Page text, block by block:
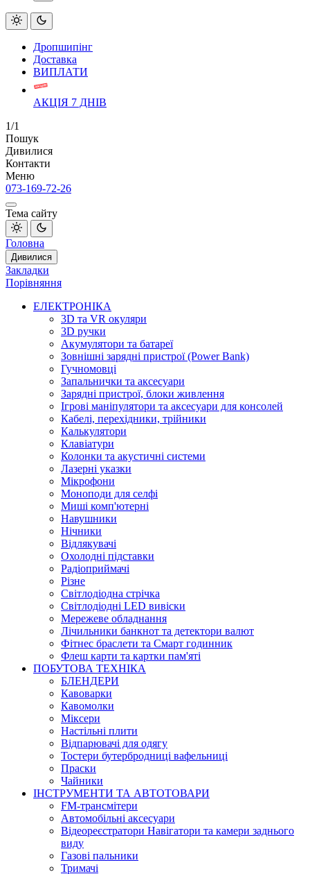
Дропшипінг
Доставка
ВИПЛАТИ
АКЦІЯ 7 ДНІВ
1/1
Пошук
Дивилися
Контакти
Меню
073-169-72-26
Тема сайту
Головна
Дивилися
Закладки
Порівняння
ЕЛЕКТРОНІКА
3D та VR окуляри
3D ручки
Акумулятори та батареї
Зовнішні зарядні пристрої (Power Bank)
Гучномовці
Запальнички та аксесуари
Зарядні пристрої, блоки живлення
Ігрові маніпулятори та аксесуари для консолей
Кабелі, перехідники, трійники
Калькулятори
Клавіатури
Колонки та акустичні системи
Лазерні указки
Мікрофони
Моноподи для селфі
Миші комп'ютерні
Навушники
Нічники
Відлякувачі
Охолодні підставки
Радіоприймачі
Різне
Світлодіодна стрічка
Світлодіодні LED вивіски
Мережеве обладнання
Лічильники банкнот та детектори валют
Фітнес браслети та Смарт годинник
Флеш карти та картки пам'яті
ПОБУТОВА ТЕХНІКА
БЛЕНДЕРИ
Кавоварки
Кавомолки
Міксери
Настільні плити
Відпарювачі для одягу
Тостери бутербродниці вафельниці
Праски
Чайники
ІНСТРУМЕНТИ ТА АВТОТОВАРИ
FM-трансмітери
Автомобільні аксесуари
Відеореєстратори Навігатори та камери заднього
виду
Газові пальники
Тримачі